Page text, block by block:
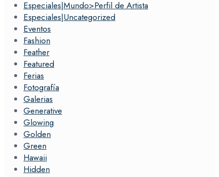
Especiales|Mundo>Perfil de Artista
Especiales|Uncategorized
Eventos
Fashion
Feather
Featured
Ferias
Fotografía
Galerias
Generative
Glowing
Golden
Green
Hawaii
Hidden